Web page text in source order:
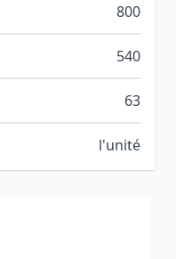
800
540
63
l'unité